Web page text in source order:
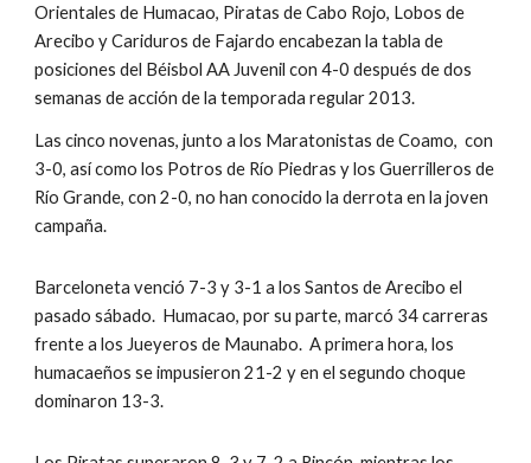
Orientales de Humacao, Piratas de Cabo Rojo, Lobos de
Arecibo y Cariduros de Fajardo encabezan la tabla de
posiciones del Béisbol AA Juvenil con 4-0 después de dos
semanas de acción de la temporada regular 2013.
Las cinco novenas, junto a los Maratonistas de Coamo,  con
3-0, así como los Potros de Río Piedras y los Guerrilleros de
Río Grande, con 2-0, no han conocido la derrota en la joven
campaña.
Barceloneta venció 7-3 y 3-1 a los Santos de Arecibo el
pasado sábado.  Humacao, por su parte, marcó 34 carreras
frente a los Jueyeros de Maunabo.  A primera hora, los
humacaeños se impusieron 21-2 y en el segundo choque
dominaron 13-3.